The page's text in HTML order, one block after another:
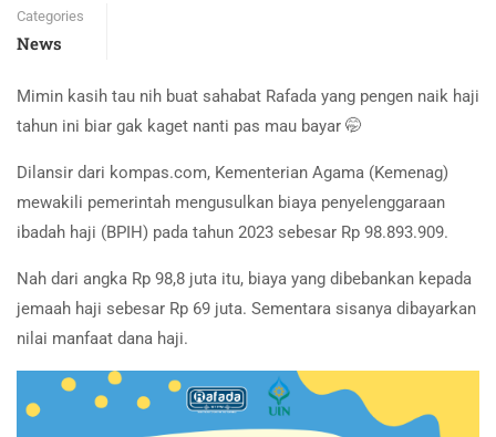
Categories
News
Mimin kasih tau nih buat sahabat Rafada yang pengen naik haji
tahun ini biar gak kaget nanti pas mau bayar 🤭
Dilansir dari kompas.com, Kementerian Agama (Kemenag)
mewakili pemerintah mengusulkan biaya penyelenggaraan
ibadah haji (BPIH) pada tahun 2023 sebesar Rp 98.893.909.
Nah dari angka Rp 98,8 juta itu, biaya yang dibebankan kepada
jemaah haji sebesar Rp 69 juta. Sementara sisanya dibayarkan
nilai manfaat dana haji.